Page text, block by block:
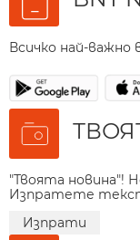
Всичко най-
"Твоята новина"!
Изпратете
Изпрати